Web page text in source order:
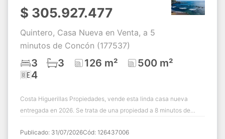
$ 305.927.477
Quintero, Casa Nueva en Venta, a 5
minutos de Concón (177537)
3 3 126 m²
500 m²
4
Costa Higuerillas Propiedades, vende esta linda casa nueva
entregada en 2026. Se trata de una propiedad a 8 minutos de
Publicado: 31/07/2026Cód: 126437006